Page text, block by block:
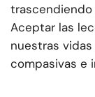
trascendiendo
Aceptar las
nuestras
compasivas e